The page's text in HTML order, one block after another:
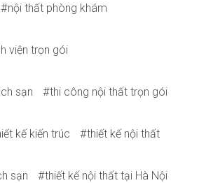
nội thất phòng khám
viện trọn gói
sạn thi công nội thất trọn gói
kế kiến trúc thiết kế nội thất
sạn thiết kế nội thất tại Hà Nội